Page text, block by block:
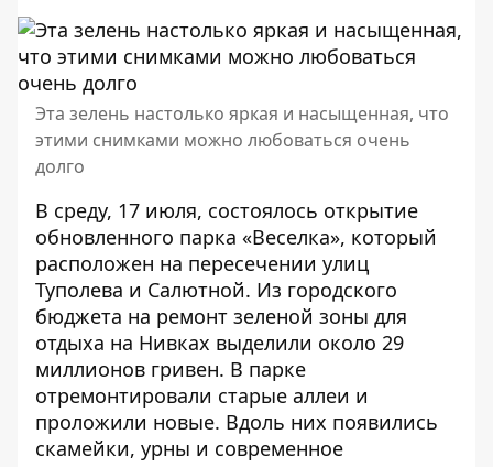
Эта зелень настолько яркая и насыщенная, что
этими снимками можно любоваться очень
долго
В среду, 17 июля, состоялось открытие
обновленного парка «Веселка», который
расположен на пересечении улиц
Туполева и Салютной. Из городского
бюджета на ремонт зеленой зоны для
отдыха на Нивках выделили около 29
миллионов гривен. В парке
отремонтировали старые аллеи и
проложили новые. Вдоль них появились
скамейки, урны и современное